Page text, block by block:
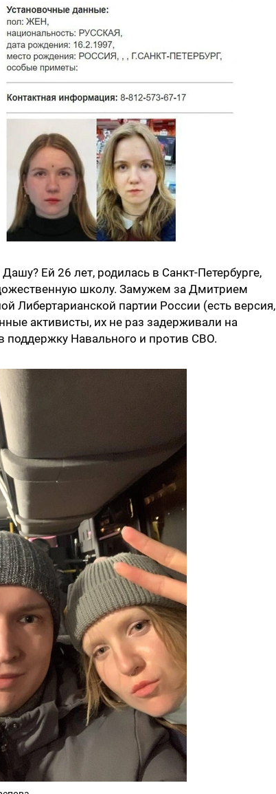
Ей 26 лет, родилась в Санкт-Петербурге,
школу. Замужем за Дмитрием
Либертарианской партии России (есть версия,
активисты, их не раз задерживали на
поддержку Навального и против СВО.